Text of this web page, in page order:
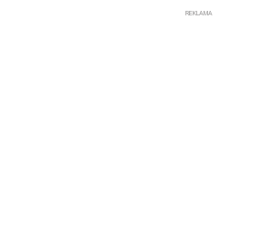
REKLAMA